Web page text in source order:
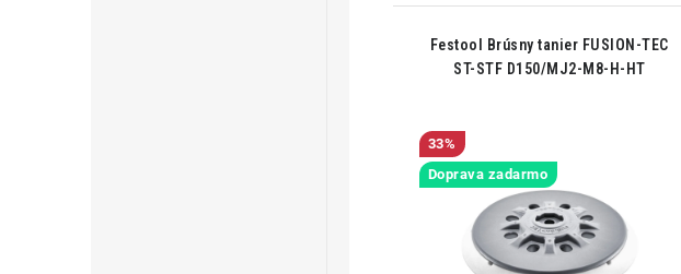
Festool Brúsny tanier FUSION-TEC
ST-STF D150/MJ2-M8-H-HT
33%
Doprava zadarmo